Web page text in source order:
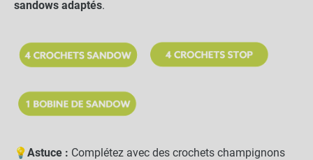
sandows adaptés.
💡Astuce : Complétez avec des crochets champignons